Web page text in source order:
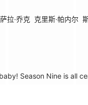
萨拉·乔克 克里斯·帕内尔
Season Nine is all